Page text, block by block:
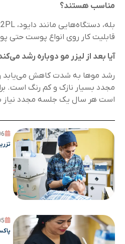
مناسب هستند؟
قابلیت کار روی انواع پوست حتی
آیا بعد از لیزر مو دوباره رشد
رشد موها به شدت کاهش می‌یابد و
مجدد بسیار نازک و کم ‌رنگ است.
است هر سال یک جلسه مجدد نیاز